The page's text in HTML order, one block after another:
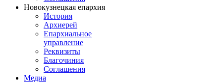
Новокузнецкая епархия
История
Архиерей
Епархиальное
управление
Реквизиты
Благочиния
Соглашения
Медиа